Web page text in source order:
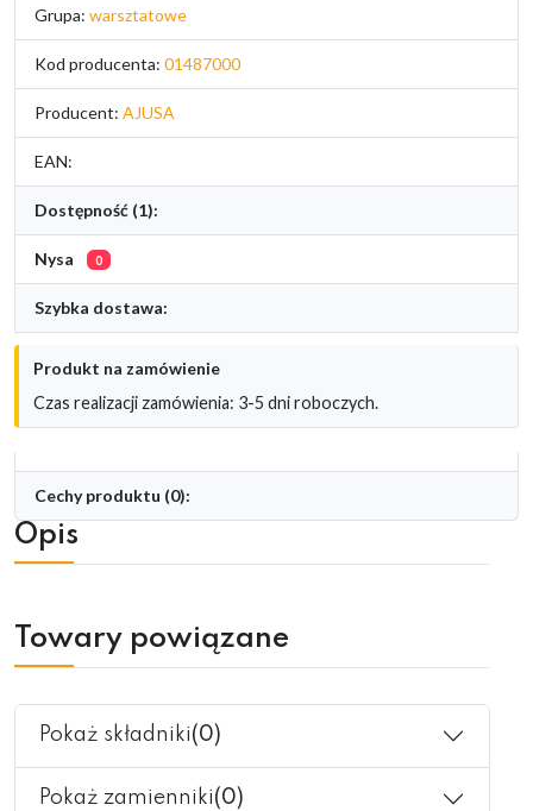
Grupa: warsztatowe
Kod producenta: 01487000
Producent: AJUSA
EAN:
Dostępność (1):
Nysa 0
Szybka dostawa:
Produkt na zamówienie
Czas realizacji zamówienia: 3-5 dni roboczych.
Cechy produktu (0):
Opis
Towary powiązane
Pokaż składniki(0)
Pokaż zamienniki(0)